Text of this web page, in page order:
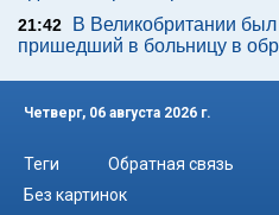
21:42
В Великобритании
пришедший в больницу в
Четверг, 06 августа 2026 г.
Теги Обратная связь
Без картинок